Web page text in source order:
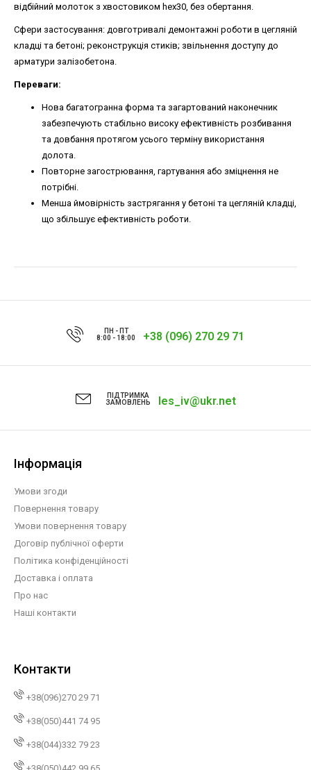
відбійний молоток з хвостовиком hex30, без обертання.
Сфери застосування: довготривалі демонтажні роботи в цегляній
кладці та бетоні; реконструкція стиків; звільнення доступу до
арматури залізобетона.
Переваги:
Нова багатогранна форма та загартований наконечник
забезпечують стабільно високу ефективність розбивання
та довбання протягом усього терміну використання
долота.
Повторне загострювання, гартування або зміцнення не
потрібні.
Менша ймовірність застрягання у бетоні та цегляній кладці,
що збільшує ефективність роботи.
ПН - ПТ
8:00 - 18:00
+38 (096) 270 29 71
ПІДТРИМКА
ЗАМОВЛЕНЬ
les_iv@ukr.net
Інформація
Умови згоди
Повернення товару
Умови повернення товару
Договір публічної оферти
Політика конфіденційності
Доставка і оплата
Про нас
Наші контакти
Контакти
+38(096)270 29 71
+38(050)441 74 95
+38(044)332 79 23